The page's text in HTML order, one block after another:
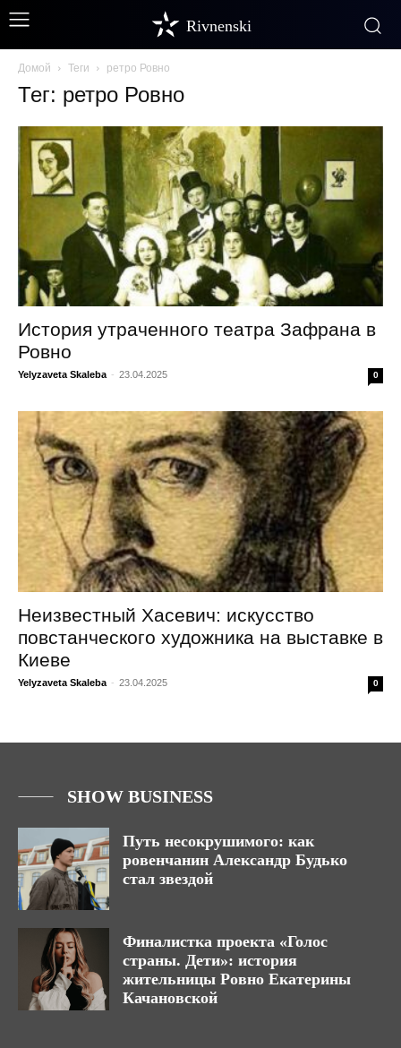
Rivnenski
Домой Теги ретро Ровно
Тег: ретро Ровно
История утраченного театра Зафрана в
Ровно
Yelyzaveta Skaleba - 23.04.2025 0
Неизвестный Хасевич: искусство
повстанческого художника на выставке в
Киеве
Yelyzaveta Skaleba - 23.04.2025 0
SHOW BUSINESS
Путь несокрушимого: как
ровенчанин Александр Будько
стал звездой
Финалистка проекта «Голос
страны. Дети»: история
жительницы Ровно Екатерины
Качановской